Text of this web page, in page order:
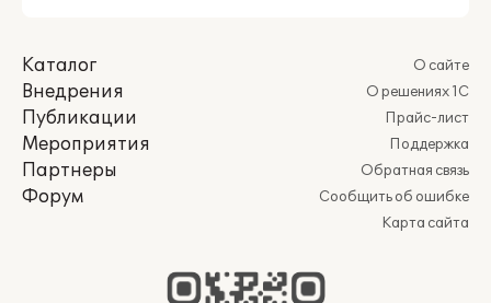
Каталог
Внедрения
Публикации
Мероприятия
Партнеры
Форум
О сайте
О решениях 1С
Прайс-лист
Поддержка
Обратная связь
Сообщить об ошибке
Карта сайта